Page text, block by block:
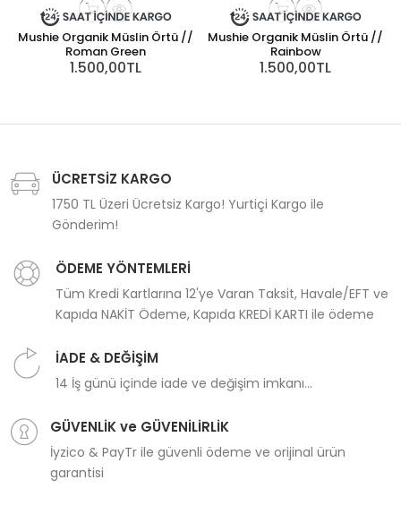
Mushie Organik Müslin Örtü //
Roman Green
1.500,00TL
Mushie Organik Müslin Örtü //
Rainbow
1.500,00TL
ÜCRETSİZ KARGO
1750 TL Üzeri Ücretsiz Kargo! Yurtiçi Kargo ile
Gönderim!
ÖDEME YÖNTEMLERİ
Tüm Kredi Kartlarına 12'ye Varan Taksit, Havale/EFT ve
Kapıda NAKİT Ödeme, Kapıda KREDİ KARTI ile ödeme
İADE & DEĞİŞİM
14 İş günü içinde iade ve değişim imkanı...
GÜVENLİK ve GÜVENİLİRLİK
İyzico & PayTr ile güvenli ödeme ve orijinal ürün
garantisi